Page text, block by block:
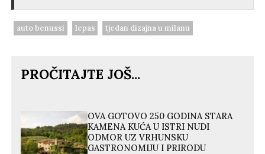
auto benussi lepas tjedan dizajna u milanu
PROČITAJTE JOŠ...
OVA GOTOVO 250 GODINA STARA
KAMENA KUĆA U ISTRI NUDI
ODMOR UZ VRHUNSKU
GASTRONOMIJU I PRIRODU